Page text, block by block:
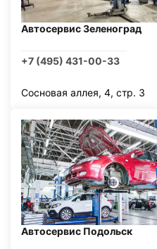
Автосервис Зеленоград
+7 (495) 431-00-33
Сосновая аллея, 4, стр. 3
Автосервис Подольск